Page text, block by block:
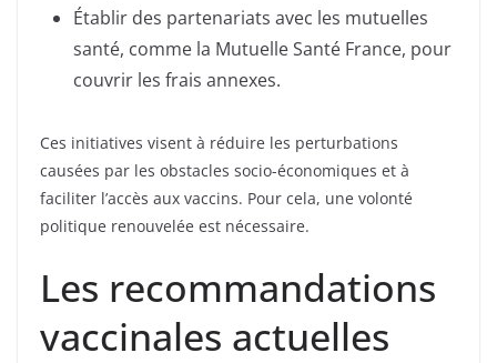
Établir des partenariats avec les mutuelles
santé, comme la Mutuelle Santé France, pour
couvrir les frais annexes.
Ces initiatives visent à réduire les perturbations
causées par les obstacles socio-économiques et à
faciliter l’accès aux vaccins. Pour cela, une volonté
politique renouvelée est nécessaire.
Les recommandations
vaccinales actuelles